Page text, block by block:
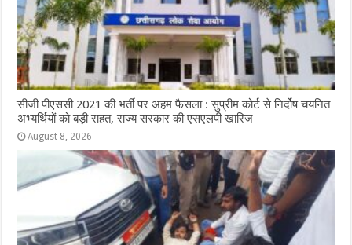
सीजी पीएससी 2021 की भर्ती पर अहम फैसला : सुप्रीम कोर्ट से निर्दोष चयनित
अभ्यर्थियों को बड़ी राहत, राज्य सरकार की एसएलपी खारिज
August 8, 2026